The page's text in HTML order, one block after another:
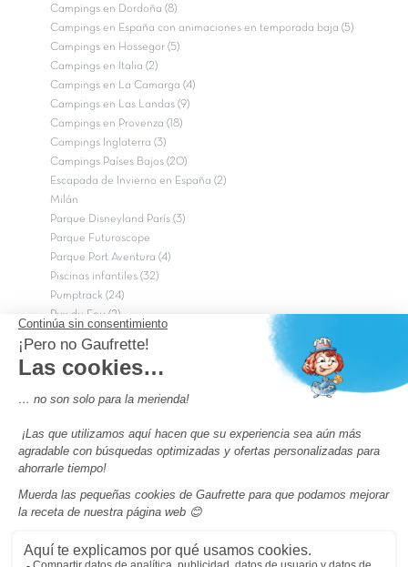
Campings en Dordoña (8)
Campings en España con animaciones en temporada baja (5)
Campings en Hossegor (5)
Campings en Italia (2)
Campings en La Camarga (4)
Campings en Las Landas (9)
Campings en Provenza (18)
Campings Inglaterra (3)
Campings Países Bajos (20)
Escapada de Invierno en España (2)
Milán
Parque Disneyland París (3)
Parque Futuroscope
Parque Port Aventura (4)
Piscinas infantiles (32)
Pumptrack (24)
Puy du Fou (2)
Semana Santa (17)
tripadvisor Traveler’s Choice 2026 (43)
Los camping con piscinas en Francia
Camping Barcelona
Camping Murcia
Camping Costa daurada
Pass camping
Preguntas más frecuentes